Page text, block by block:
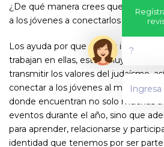
¿De qué manera crees que JBIZ
a los jóvenes a conectarlos con su
Los ayuda por que ambas
trabajan en ellas, están muy
transmitir los valores del judaísmo,
conectar a los jóvenes al mundo
donde encuentran no solo muchas
eventos durante el año, sino que
para aprender, relacionarse y
identidad que tenemos por ser parte
?